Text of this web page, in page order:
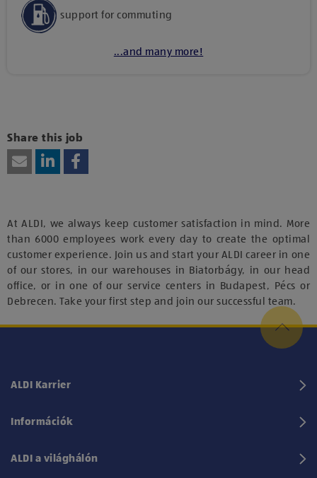
support for commuting
...and many more!
vagy technológiájának használatához.
Share this job
At ALDI, we always keep customer satisfaction in mind. More
than 6000 employees work every day to create the optimal
customer experience. Join us and start your ALDI career in one
of our stores, in our warehouses in Biatorbágy, in our head
office, or in one of our service centers in Budapest, Pécs or
Debrecen. Take your first step and join our successful team.
ALDI Karrier
Információk
ALDI a világhálón